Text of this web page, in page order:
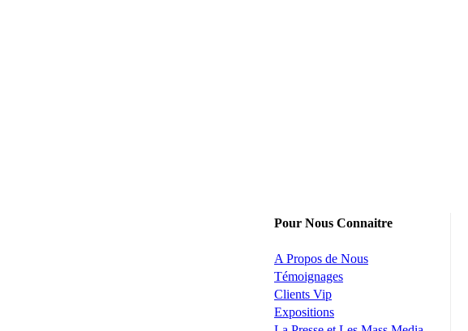
Pour Nous Connaitre
A Propos de Nous
Témoignages
Clients Vip
Expositions